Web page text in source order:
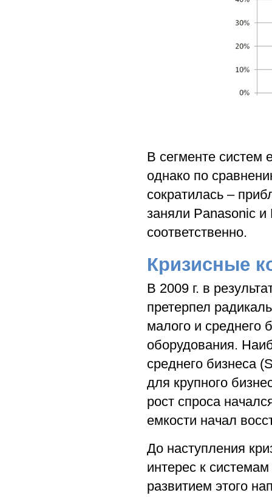
В сегменте систем
однако по
сократилась –
заняли Panasonic
соответственно.
Кризисные
В 2009 г. в
претерпел
малого и среднего
оборудования.
среднего бизнеса
для крупного
рост спроса
емкости начал
До наступления
интерес к
развитием этого